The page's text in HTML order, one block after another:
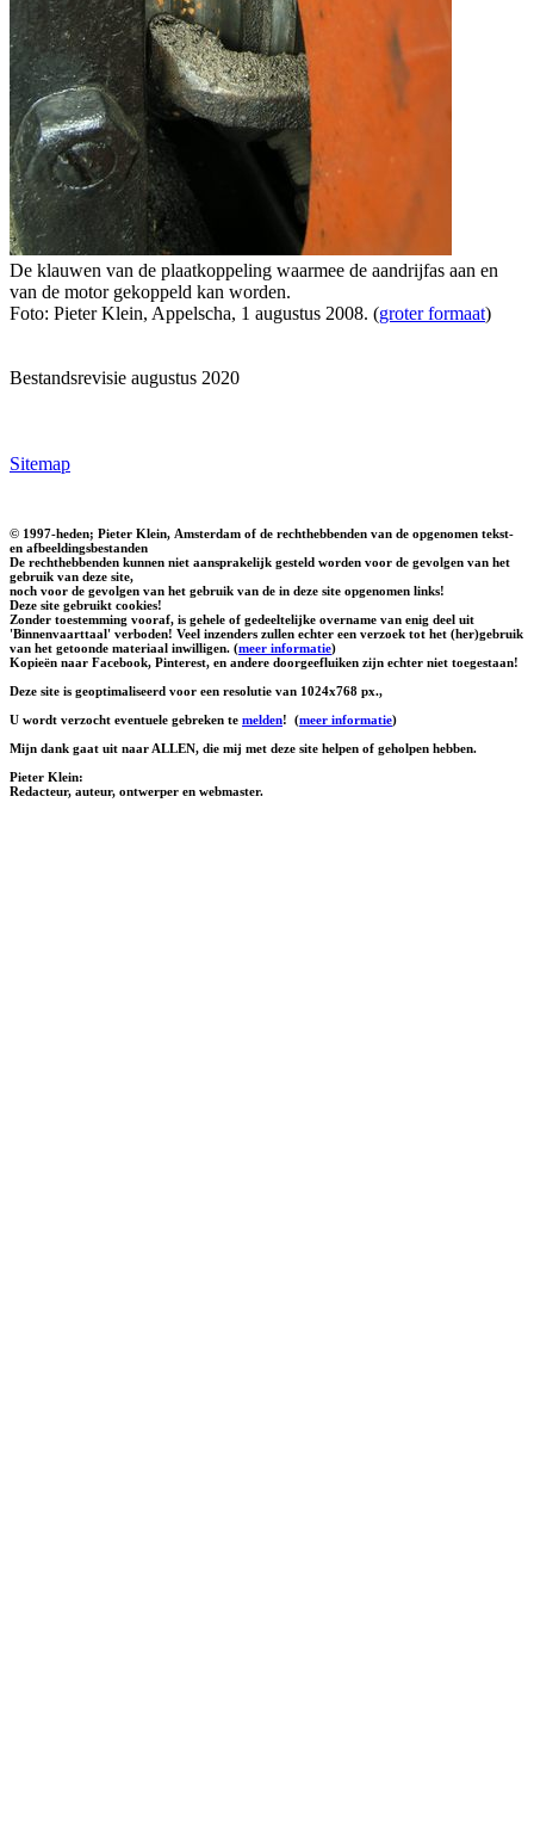
De klauwen van de plaatkoppeling waarmee de aandrijfas aan en
van de motor gekoppeld kan worden.
Foto: Pieter Klein, Appelscha, 1 augustus 2008. (groter formaat)
Bestandsrevisie augustus 2020
Sitemap
© 1997-heden; Pieter Klein, Amsterdam of de rechthebbenden van de opgenomen tekst-
en afbeeldingsbestanden
De rechthebbenden kunnen niet aansprakelijk gesteld worden voor de gevolgen van het
gebruik van deze site,
noch voor de gevolgen van het gebruik van de in deze site opgenomen links!
Deze site gebruikt cookies!
Zonder toestemming vooraf, is gehele of gedeeltelijke overname van enig deel uit
'Binnenvaarttaal' verboden! Veel inzenders zullen echter een verzoek tot het (her)gebruik
van het getoonde materiaal inwilligen. (meer informatie)
Kopieën naar Facebook, Pinterest, en andere doorgeefluiken zijn echter niet toegestaan!
Deze site is geoptimaliseerd voor een resolutie van 1024x768 px.,
U wordt verzocht eventuele gebreken te melden! (meer informatie)
Mijn dank gaat uit naar ALLEN, die mij met deze site helpen of geholpen hebben.
Pieter Klein:
Redacteur, auteur, ontwerper en webmaster.